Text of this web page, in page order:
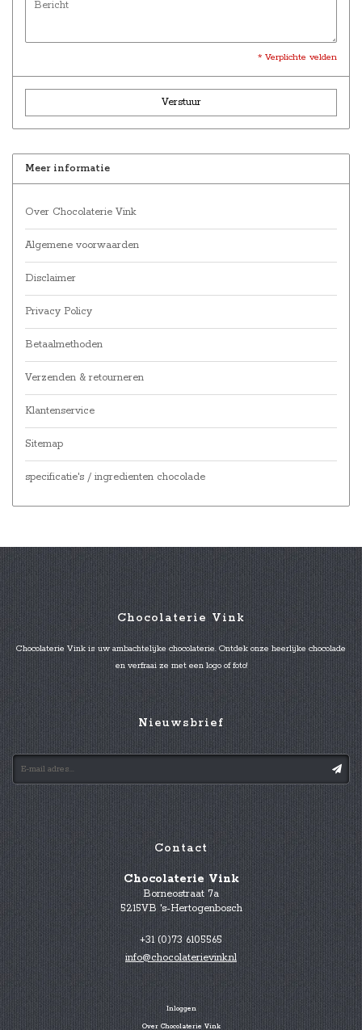
* Verplichte velden
Verstuur
Meer informatie
Over Chocolaterie Vink
Algemene voorwaarden
Disclaimer
Privacy Policy
Betaalmethoden
Verzenden & retourneren
Klantenservice
Sitemap
specificatie's / ingredienten chocolade
Chocolaterie Vink
Chocolaterie Vink is uw ambachtelijke chocolaterie. Ontdek onze heerlijke chocolade
en verfraai ze met een logo of foto!
Nieuwsbrief
Contact
Chocolaterie Vink
Borneostraat 7a
5215VB 's-Hertogenbosch
+31 (0)73 6105565
info@chocolaterievink.nl
Inloggen
Over Chocolaterie Vink